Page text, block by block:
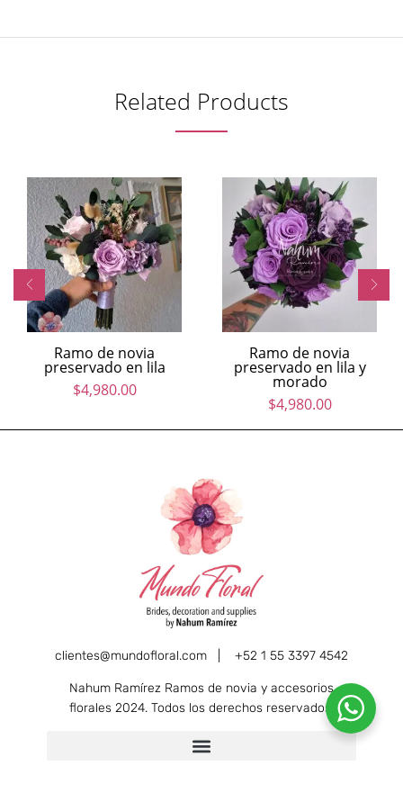
Related Products
Ramo de novia
preservado en lila
$4,980.00
Ramo de novia
preservado en lila y
morado
$4,980.00
clientes@mundofloral.com | +52 1 55 3397 4542
Nahum Ramírez Ramos de novia y accesorios
florales 2024. Todos los derechos reservados.